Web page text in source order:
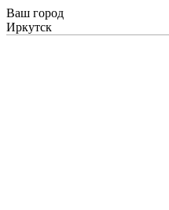
Ваш город
Иркутск